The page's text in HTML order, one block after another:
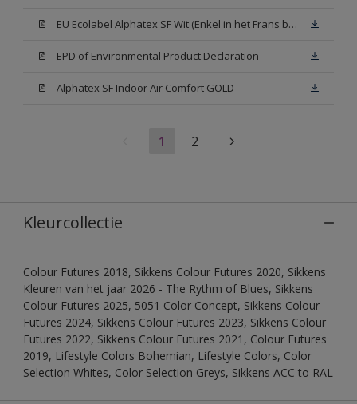
EU Ecolabel Alphatex SF Wit (Enkel in het Frans beschikbaar)
EPD of Environmental Product Declaration
Alphatex SF Indoor Air Comfort GOLD
1 2
Kleurcollectie
Colour Futures 2018, Sikkens Colour Futures 2020, Sikkens
Kleuren van het jaar 2026 - The Rythm of Blues, Sikkens
Colour Futures 2025, 5051 Color Concept, Sikkens Colour
Futures 2024, Sikkens Colour Futures 2023, Sikkens Colour
Futures 2022, Sikkens Colour Futures 2021, Colour Futures
2019, Lifestyle Colors Bohemian, Lifestyle Colors, Color
Selection Whites, Color Selection Greys, Sikkens ACC to RAL